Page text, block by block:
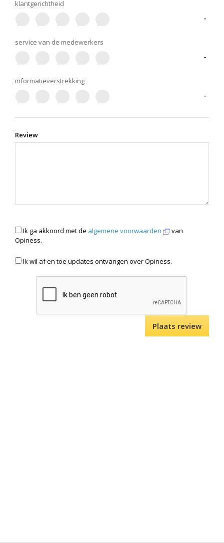
klantgerichtheid
-
service van de medewerkers
-
informatieverstrekking
-
Review
Ik ga akkoord met de algemene voorwaarden
van
Opiness.
Ik wil af en toe updates ontvangen over Opiness.